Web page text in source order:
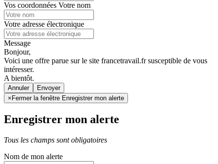
Vos coordonnées Votre nom
Votre adresse électronique
Message
Bonjour,
Voici une offre parue sur le site francetravail.fr susceptible de vous
intéresser.
A bientôt.
Annuler
× Fermer la fenêtre Enregistrer mon alerte
Enregistrer mon alerte
Tous les champs sont obligatoires
Nom de mon alerte